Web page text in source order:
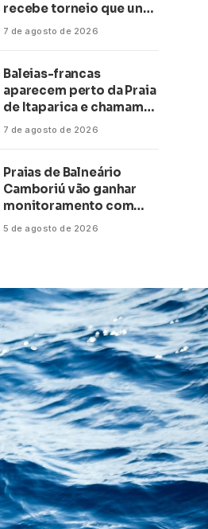
recebe torneio que une
esporte, lazer e mar
7 de agosto de 2026
Baleias-francas
aparecem perto da Praia
de Itaparica e chamam
atenção no litoral do
7 de agosto de 2026
Praias de Balneário
Camboriú vão ganhar
monitoramento com
inteligência artificial
5 de agosto de 2026